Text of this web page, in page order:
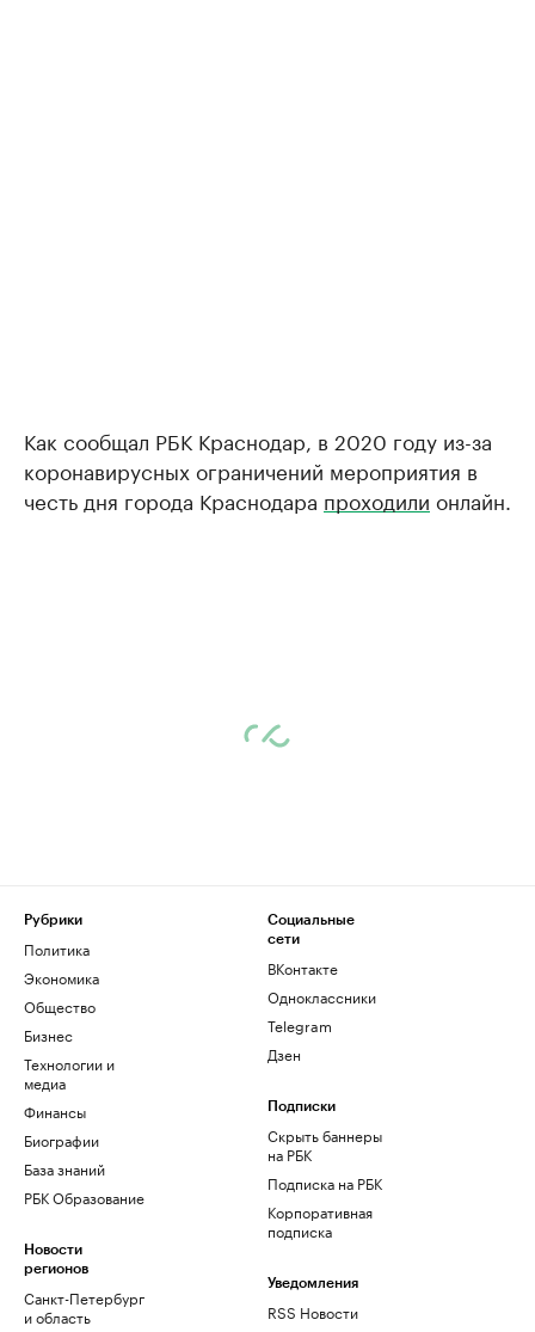
Как сообщал РБК Краснодар, в 2020 году из-за
коронавирусных ограничений мероприятия в
честь дня города Краснодара проходили онлайн.
Рубрики
Политика
Экономика
Общество
Бизнес
Технологии и
медиа
Финансы
Биографии
База знаний
РБК Образование
Новости
регионов
Санкт-Петербург
и область
Социальные
сети
ВКонтакте
Одноклассники
Telegram
Дзен
Подписки
Скрыть баннеры
на РБК
Подписка на РБК
Корпоративная
подписка
Уведомления
RSS Новости